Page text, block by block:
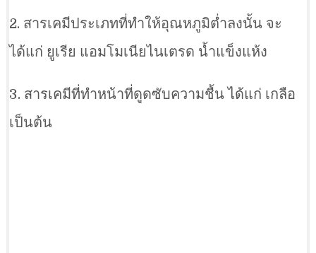
2. สารเคมีประเภทที่ทำให้อุณหภูมิต่ำลงนั้น จะ
ได้แก่ ยูเรีย แอมโมเนียไนเตรด น้ำแข็งแห้ง
3. สารเคมีที่ทำหน้าที่ดูดซับความชื้น ได้แก่ เกลือ
เป็นต้น